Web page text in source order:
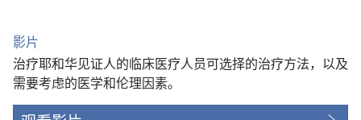
影片
治疗耶和华见证人的临床医疗人员可选择的治疗方法，以及
需要考虑的医学和伦理因素。